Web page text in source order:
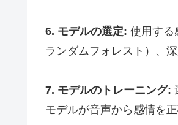
6. モデルの選定: 使用する
ランダムフォレスト）、
7. モデルのトレーニング:
モデルが音声から感情を